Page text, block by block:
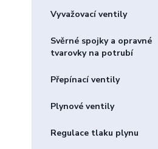
Vyvažovací ventily
Svěrné spojky a opravné
tvarovky na potrubí
Přepínací ventily
Plynové ventily
Regulace tlaku plynu